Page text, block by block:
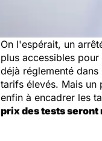
On l'espérait, un
plus accessibles
déjà réglementé
tarifs élevés. Mais un
enfin à encadrer les
prix des tests seront